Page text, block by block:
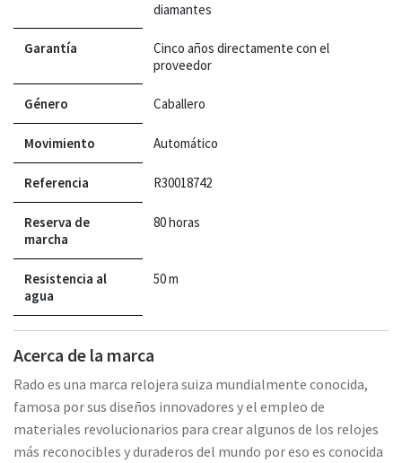
diamantes
Garantía
Cinco años directamente con el
proveedor
Género Caballero
Movimiento Automático
Referencia R30018742
Reserva de
marcha
80 horas
Resistencia al
agua
50 m
Acerca de la marca
Rado es una marca relojera suiza mundialmente conocida,
famosa por sus diseños innovadores y el empleo de
materiales revolucionarios para crear algunos de los relojes
más reconocibles y duraderos del mundo por eso es conocida